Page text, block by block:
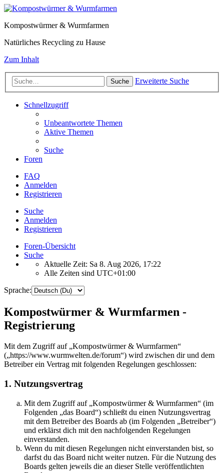
Kompostwürmer & Wurmfarmen
Natürliches Recycling zu Hause
Zum Inhalt
Suche Erweiterte Suche
Schnellzugriff
Unbeantwortete Themen
Aktive Themen
Suche
Foren
FAQ
Anmelden
Registrieren
Suche
Anmelden
Registrieren
Foren-Übersicht
Suche
Aktuelle Zeit: Sa 8. Aug 2026, 17:22
Alle Zeiten sind UTC+01:00
Sprache:
Kompostwürmer & Wurmfarmen -
Registrierung
Mit dem Zugriff auf „Kompostwürmer & Wurmfarmen“
(„https://www.wurmwelten.de/forum“) wird zwischen dir und dem
Betreiber ein Vertrag mit folgenden Regelungen geschlossen:
1. Nutzungsvertrag
Mit dem Zugriff auf „Kompostwürmer & Wurmfarmen“ (im
Folgenden „das Board“) schließt du einen Nutzungsvertrag
mit dem Betreiber des Boards ab (im Folgenden „Betreiber“)
und erklärst dich mit den nachfolgenden Regelungen
einverstanden.
Wenn du mit diesen Regelungen nicht einverstanden bist, so
darfst du das Board nicht weiter nutzen. Für die Nutzung des
Boards gelten jeweils die an dieser Stelle veröffentlichten